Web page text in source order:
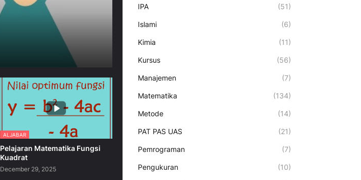
ALJABAR
Pelajaran Matematika Fungsi
Kuadrat
December 29, 2025
IPA (51)
Islami (6)
Kimia (11)
Kursus (56)
Manajemen (7)
Matematika (134)
Metode (14)
PAT PAS UAS (21)
Pemrograman (7)
Pengukuran (10)